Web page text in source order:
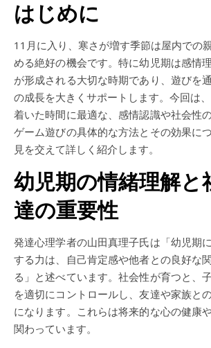
はじめに
11月に入り、寒さが増す季節は屋内での親子の触れ合いを深
める絶好の機会です。特に幼児期は感情
が形成される大切な時期であり、遊びを
の成長を大きくサポートします。今回は
着いた時間に最適な、感情認識や社会性
ゲーム遊びの具体的な方法とその効果に
見を交えて詳しく紹介します。
幼児期の情緒理解と
達の重要性
発達心理学者の山田真理子氏は「幼児期
する力は、自己肯定感や他者との良好な
る」と述べています。社会性が育つと、
を適切にコントロールし、友達や家族と
になります。これらは将来的な心の健康
関わっています。